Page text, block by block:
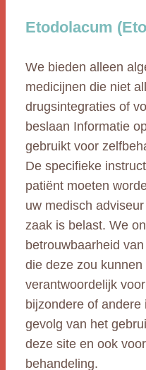
Etodolacum
We bieden alleen
medicijnen die niet
drugsintegraties of
beslaan Informatie
gebruikt voor
De specifieke
patiënt moeten
uw medisch
zaak is belast. We
betrouwbaarheid
die deze zou
verantwoordelijk
bijzondere of
gevolg van het
deze site en ook
behandeling.